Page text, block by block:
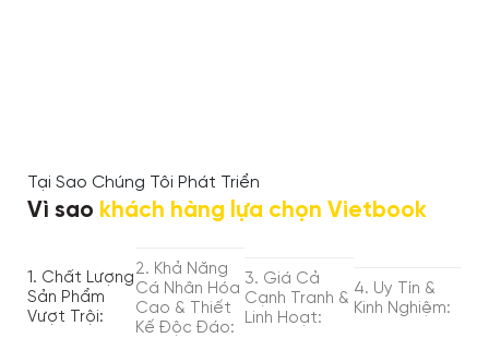
Tại Sao Chúng Tôi Phát Triển
Vì sao khách hàng lựa chọn Vietbook
1. Chất Lượng
Sản Phẩm
Vượt Trội:
2. Khả Năng
Cá Nhân Hóa
Cao & Thiết
Kế Độc Đáo:
3. Giá Cả
Cạnh Tranh &
Linh Hoạt:
4. Uy Tín &
Kinh Nghiệm: